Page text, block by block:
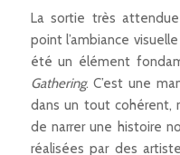
La sortie très
point l’ambiance
été un élément
Gathering. C’est une
dans un tout cohérent,
de narrer une histoire
réalisées par des